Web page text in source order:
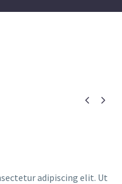
 
adipiscing elit. Ut